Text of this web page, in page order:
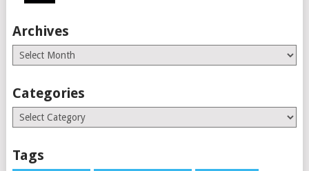
Archives
Archives
Categories
Categories
Tags